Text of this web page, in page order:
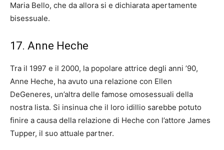
Maria Bello, che da allora si e dichiarata apertamente
bisessuale.
17. Anne Heche
Tra il 1997 e il 2000, la popolare attrice degli anni ’90,
Anne Heche, ha avuto una relazione con Ellen
DeGeneres, un’altra delle famose omosessuali della
nostra lista. Si insinua che il loro idillio sarebbe potuto
finire a causa della relazione di Heche con l’attore James
Tupper, il suo attuale partner.